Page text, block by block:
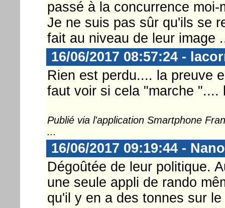
passé à la concurrence moi-
Je ne suis pas sûr qu'ils se
fait au niveau de leur image
16/06/2017 08:57:24 -
Rien est perdu.... la preuve
faut voir si cela "marche "....
Publié via l'application Smartphone
...
16/06/2017 09:19:44 -
Dégoûtée de leur politique.
une seule appli de rando
qu'il y en a des tonnes sur